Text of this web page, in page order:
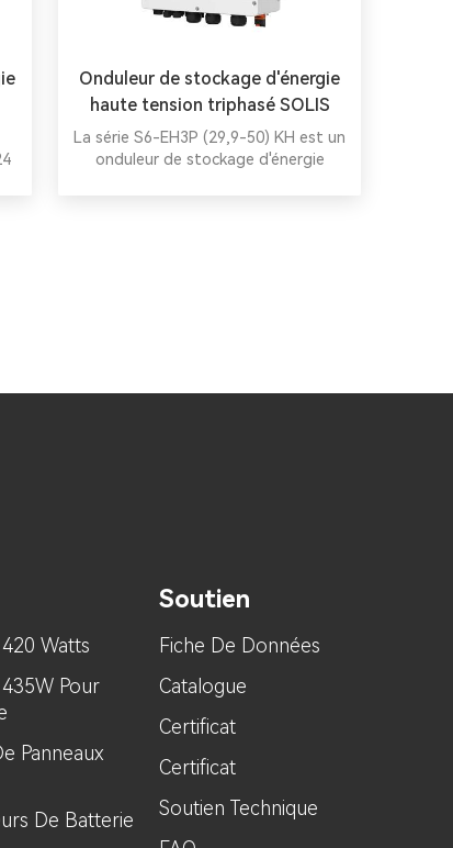
Onduleur de stockage d'énergie
haute tension triphasé SOLIS
La série S6-EH3P (29,9-50) KH est un
onduleur de stockage d'énergie
Watts
435W Pour
Panneaux
De Batterie
Soutien
Fiche De Données
Catalogue
Certificat
Certificat
Soutien Technique